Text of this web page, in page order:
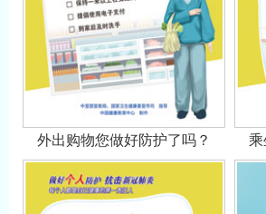
外出购物您做好防护了吗？ 乘